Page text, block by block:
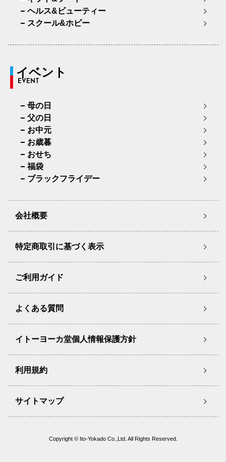
ヘルス&ビューティー
スクール&ホビー
イベント
EVENT
母の日
父の日
お中元
お歳暮
おせち
福袋
ブラックフライデー
会社概要
特定商取引に基づく表示
ご利用ガイド
よくある質問
イトーヨーカ堂個人情報保護方針
利用規約
サイトマップ
Copyright © Ito-Yokado Co.,Ltd. All Rights Reserved.